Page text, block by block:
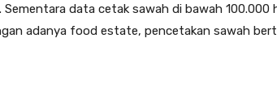
Sementara data cetak sawah di bawah
adanya food estate, pencetakan sawah